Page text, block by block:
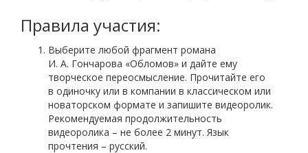
Правила участия:
Выберите любой фрагмент романа
И. А. Гончарова «Обломов» и дайте ему
творческое переосмысление. Прочитайте его
в одиночку или в компании в классическом или
новаторском формате и запишите видеоролик.
Рекомендуемая продолжительность
видеоролика – не более 2 минут. Язык
прочтения – русский.